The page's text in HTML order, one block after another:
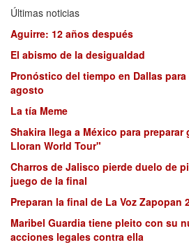
Últimas noticias
Aguirre: 12 años después
El abismo de la desigualdad
Pronóstico del tiempo en Dallas
agosto
La tía Meme
Shakira llega a México para preparar
Lloran World Tour"
Charros de Jalisco pierde duelo de
juego de la final
Preparan la final de La Voz Zapopan
Maribel Guardia tiene pleito con su
acciones legales contra ella